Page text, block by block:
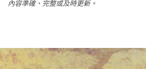
內容準確、完整或及時更新。